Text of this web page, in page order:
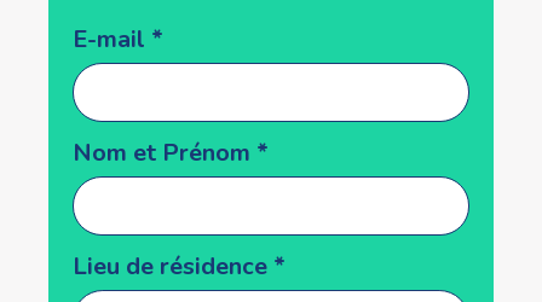
Popup
form
E-mail *
Nom et Prénom *
Lieu de résidence *